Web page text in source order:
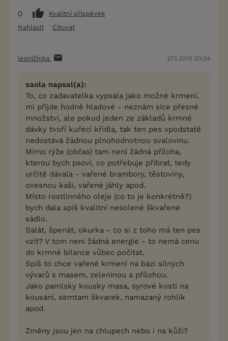
0
Kvalitní příspěvek
Nahlásit
Citovat
lesnížínka 27.1.2019 20:04
saola napsal(a):
To, co zadavatelka vypsala jako možné krmení,
mi přijde hodně hladové - neznám sice přesné
množství, ale pokud jeden ze základů krmné
dávky tvoří kuřecí křídla, tak ten pes vpodstatě
nedostává žádnou plnohodnotnou svalovinu.
Mimo rýže (občas) tam není žádná příloha,
kterou bych psovi, co potřebuje přibrat, tedy
určitě dávala - vařené brambory, těstoviny,
ovesnou kaši, vařené jáhly apod.
Místo rostlinného oleje (co to je konkrétně?)
bych dala spíš kvalitní nesolené škvařené
sádlo.
Salát, špenát, okurka - co si z toho má ten pes
vzít? V tom není žádná energie - to nemá cenu
do krmné bilance vůbec počítat.
Spíš to chce vařené krmení na bázi silných
vývarů s masem, zeleninou a přílohou.
Jako pamlsky kousky masa, syrové kosti na
kousání, semtam škvarek, namazaný rohlík
apod.
Změny jsou jen na chlupech nebo i na kůži?